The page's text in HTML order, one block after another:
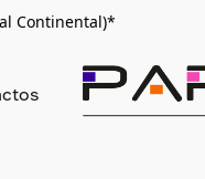
Continental)*